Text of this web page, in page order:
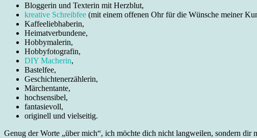
Bloggerin und Texterin mit Herzblut,
kreative Schreibfee (mit einem offenen Ohr für die Wünsche meiner
Kaffeeliebhaberin,
Heimatverbundene,
Hobbymalerin,
Hobbyfotografin,
DIY Macherin,
Bastelfee,
Geschichtenerzählerin,
Märchentante,
hochsensibel,
fantasievoll,
originell und vielseitig.
Genug der Worte „über mich“, ich möchte dich nicht langweilen, sondern